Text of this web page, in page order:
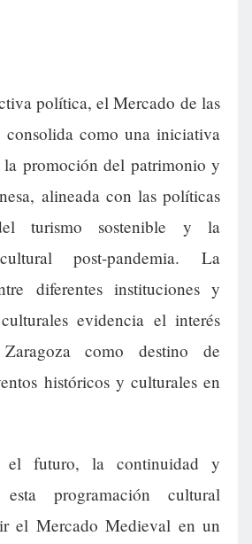
política, el Mercado de las
consolida como una iniciativa
la promoción del patrimonio y
alineada con las políticas
turismo sostenible y la
post-pandemia. La
diferentes instituciones y
evidencia el interés
como destino de
históricos y culturales en
el futuro, la continuidad y
programación cultural
el Mercado Medieval en un